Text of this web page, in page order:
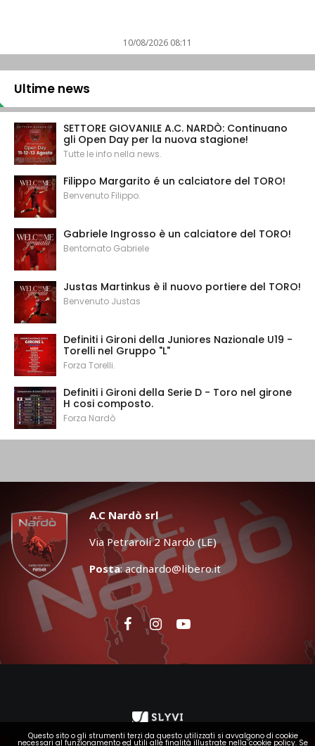
10/08/2026 08:11
Ultime news
SETTORE GIOVANILE A.C. NARDÒ: Continuano
gli Open Day per la nuova stagione!
Tutte le info nella news.
Filippo Margarito é un calciatore del TORO!
Benvenuto Filippo.
Gabriele Ingrosso è un calciatore del TORO!
Bentornato Gabriele
Justas Martinkus è il nuovo portiere del TORO!
Benvenuto Justas
Definiti i Gironi della Juniores Nazionale U19 -
Torelli nel Gruppo "L"
Forza Torelli.
Definiti i Gironi della Serie D - Toro nel girone
H cosi composto.
Forza Nardò
A.C Nardò srl
Via Petraroli 2 Nardò (LE)
Posta:acdnardo@libero.it
Questo sito o gli strumenti terzi da questo utilizzati si avvalgono di cookie
necessari al funzionamento ed utili alle finalità illustrate nella cookie policy. Se